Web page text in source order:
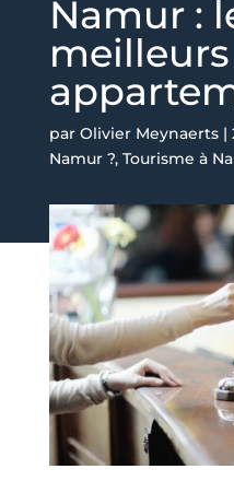
Namur :
par Olivier Meynaerts|
Namur ?, Tourisme à